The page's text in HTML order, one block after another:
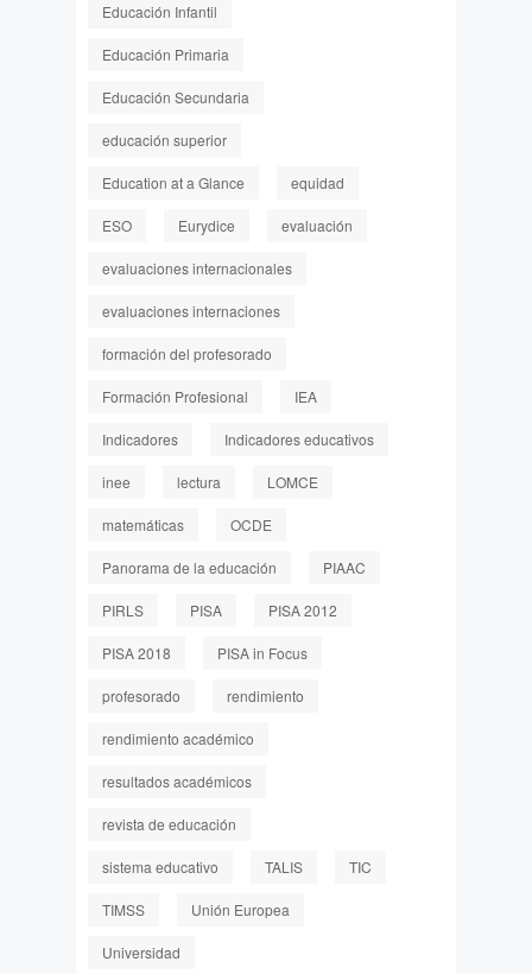
Educación Infantil
Educación Primaria
Educación Secundaria
educación superior
Education at a Glance equidad
ESO Eurydice evaluación
evaluaciones internacionales
evaluaciones internaciones
formación del profesorado
Formación Profesional IEA
Indicadores Indicadores educativos
inee lectura LOMCE
matemáticas OCDE
Panorama de la educación PIAAC
PIRLS PISA PISA 2012
PISA 2018 PISA in Focus
profesorado rendimiento
rendimiento académico
resultados académicos
revista de educación
sistema educativo TALIS TIC
TIMSS Unión Europea
Universidad